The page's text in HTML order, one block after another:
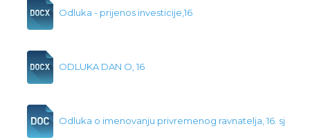
Odluka - prijenos investicije,16
ODLUKA DAN O, 16
Odluka o imenovanju privremenog ravnatelja, 16. sj